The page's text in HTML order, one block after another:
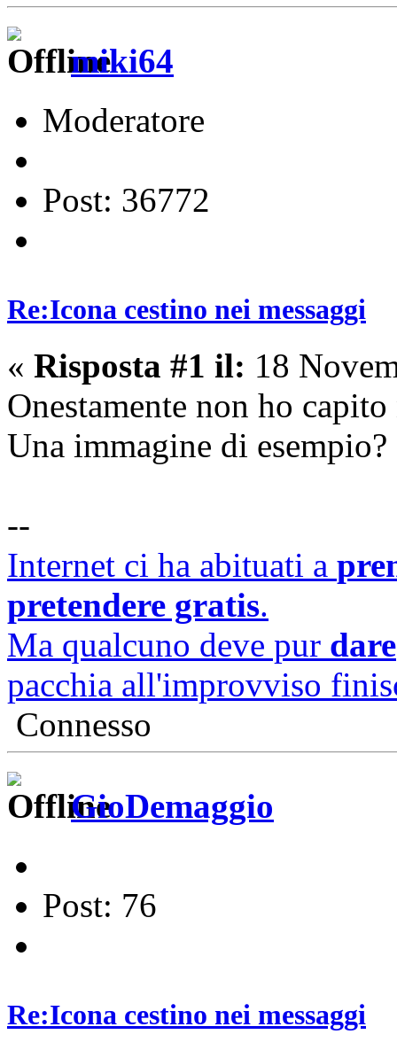
miki64
Moderatore
Post: 36772
Re:Icona cestino nei messaggi
« Risposta #1 il: 18
Onestamente non ho
Una immagine di esempio?
--
Internet ci ha abituati a
pretendere gratis.
Ma qualcuno deve pur dare
pacchia all'improvviso
Connesso
GioDemaggio
Post: 76
Re:Icona cestino nei messaggi